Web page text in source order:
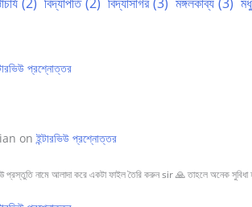
প্রশ্নোত্তর
on ইন্টারভিউ প্রশ্নোত্তর
প্রস্তুতি নামে আলাদা করে একটা ফাইল তৈরি করুন sir 🙏 তাহলে অনেক